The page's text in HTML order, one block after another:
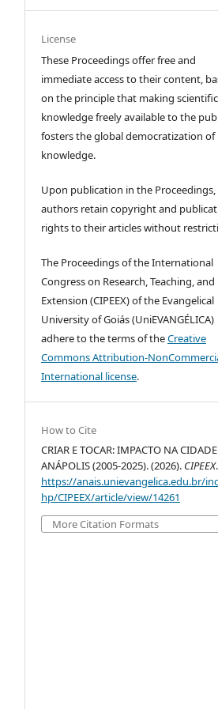
License
These Proceedings offer free and
immediate access to their content,
on the principle that making scientific
knowledge freely available to the
fosters the global democratization of
knowledge.
Upon publication in the Proceedings,
authors retain copyright and
rights to their articles without
The Proceedings of the International
Congress on Research, Teaching, and
Extension (CIPEEX) of the Evangelical
University of Goiás (UniEVANGÉLICA)
adhere to the terms of theCreative
Commons Attribution-
International license.
How to Cite
CRIAR E TOCAR: IMPACTO NA
ANÁPOLIS (2005-2025). (2026). CIPEEX.
https://anais.unievangelica.edu.br/
hp/CIPEEX/article/view/14261
More Citation Formats